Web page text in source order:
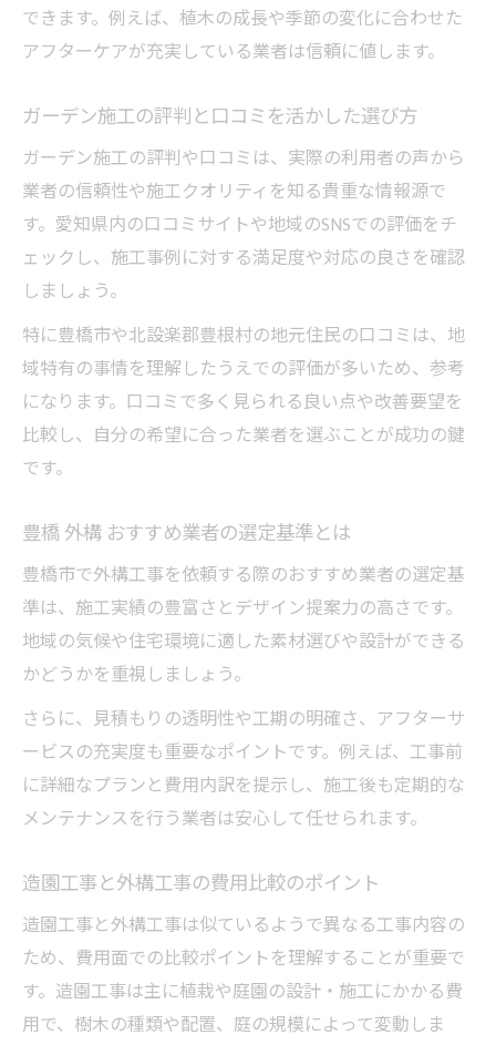
できます。例えば、植木の成長や季節の変化に合わせた
アフターケアが充実している業者は信頼に値します。
ガーデン施工の評判と口コミを活かした選び方
ガーデン施工の評判や口コミは、実際の利用者の声から
業者の信頼性や施工クオリティを知る貴重な情報源で
す。愛知県内の口コミサイトや地域のSNSでの評価をチ
ェックし、施工事例に対する満足度や対応の良さを確認
しましょう。
特に豊橋市や北設楽郡豊根村の地元住民の口コミは、地
域特有の事情を理解したうえでの評価が多いため、参考
になります。口コミで多く見られる良い点や改善要望を
比較し、自分の希望に合った業者を選ぶことが成功の鍵
です。
豊橋 外構 おすすめ業者の選定基準とは
豊橋市で外構工事を依頼する際のおすすめ業者の選定基
準は、施工実績の豊富さとデザイン提案力の高さです。
地域の気候や住宅環境に適した素材選びや設計ができる
かどうかを重視しましょう。
さらに、見積もりの透明性や工期の明確さ、アフターサ
ービスの充実度も重要なポイントです。例えば、工事前
に詳細なプランと費用内訳を提示し、施工後も定期的な
メンテナンスを行う業者は安心して任せられます。
造園工事と外構工事の費用比較のポイント
造園工事と外構工事は似ているようで異なる工事内容の
ため、費用面での比較ポイントを理解することが重要で
す。造園工事は主に植栽や庭園の設計・施工にかかる費
用で、樹木の種類や配置、庭の規模によって変動しま